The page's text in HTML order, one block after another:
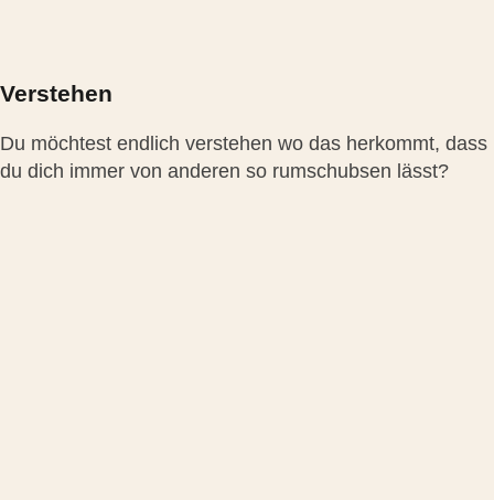
Verstehen
Du möchtest endlich verstehen wo das herkommt, dass
du dich immer von anderen so rumschubsen lässt?